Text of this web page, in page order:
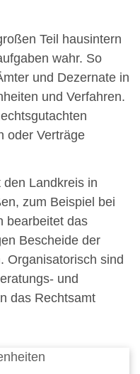
Teil hausintern
wahr. So
und Dezernate in
und Verfahren.
oder Verträge
Landkreis in
zum Beispiel bei
bearbeitet das
Bescheide der
Organisatorisch sind
und
das Rechtsamt